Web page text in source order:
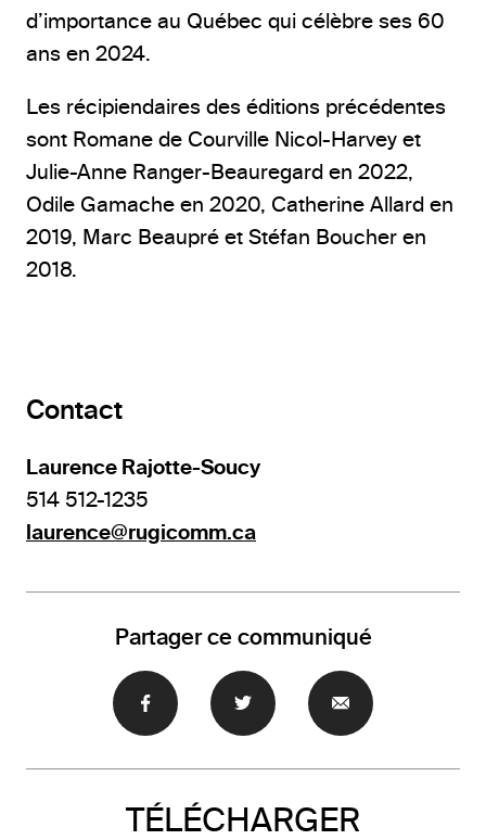
d’importance au Québec qui célèbre ses 60
ans en 2024.
Les récipiendaires des éditions précédentes
sont Romane de Courville Nicol-Harvey et
Julie-Anne Ranger-Beauregard en 2022,
Odile Gamache en 2020, Catherine Allard en
2019, Marc Beaupré et Stéfan Boucher en
2018.
Contact
Laurence Rajotte-Soucy
514 512-1235
laurence@rugicomm.ca
Partager ce communiqué
TÉLÉCHARGER